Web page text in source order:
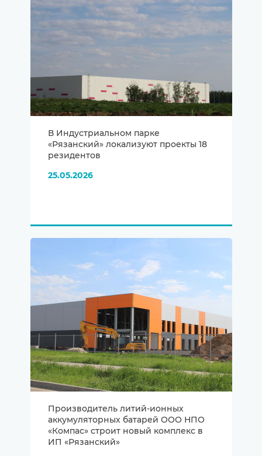
В Индустриальном парке
«Рязанский» локализуют проекты 18
резидентов
25.05.2026
Производитель литий-ионных
аккумуляторных батарей ООО НПО
«Компас» строит новый комплекс в
ИП «Рязанский»